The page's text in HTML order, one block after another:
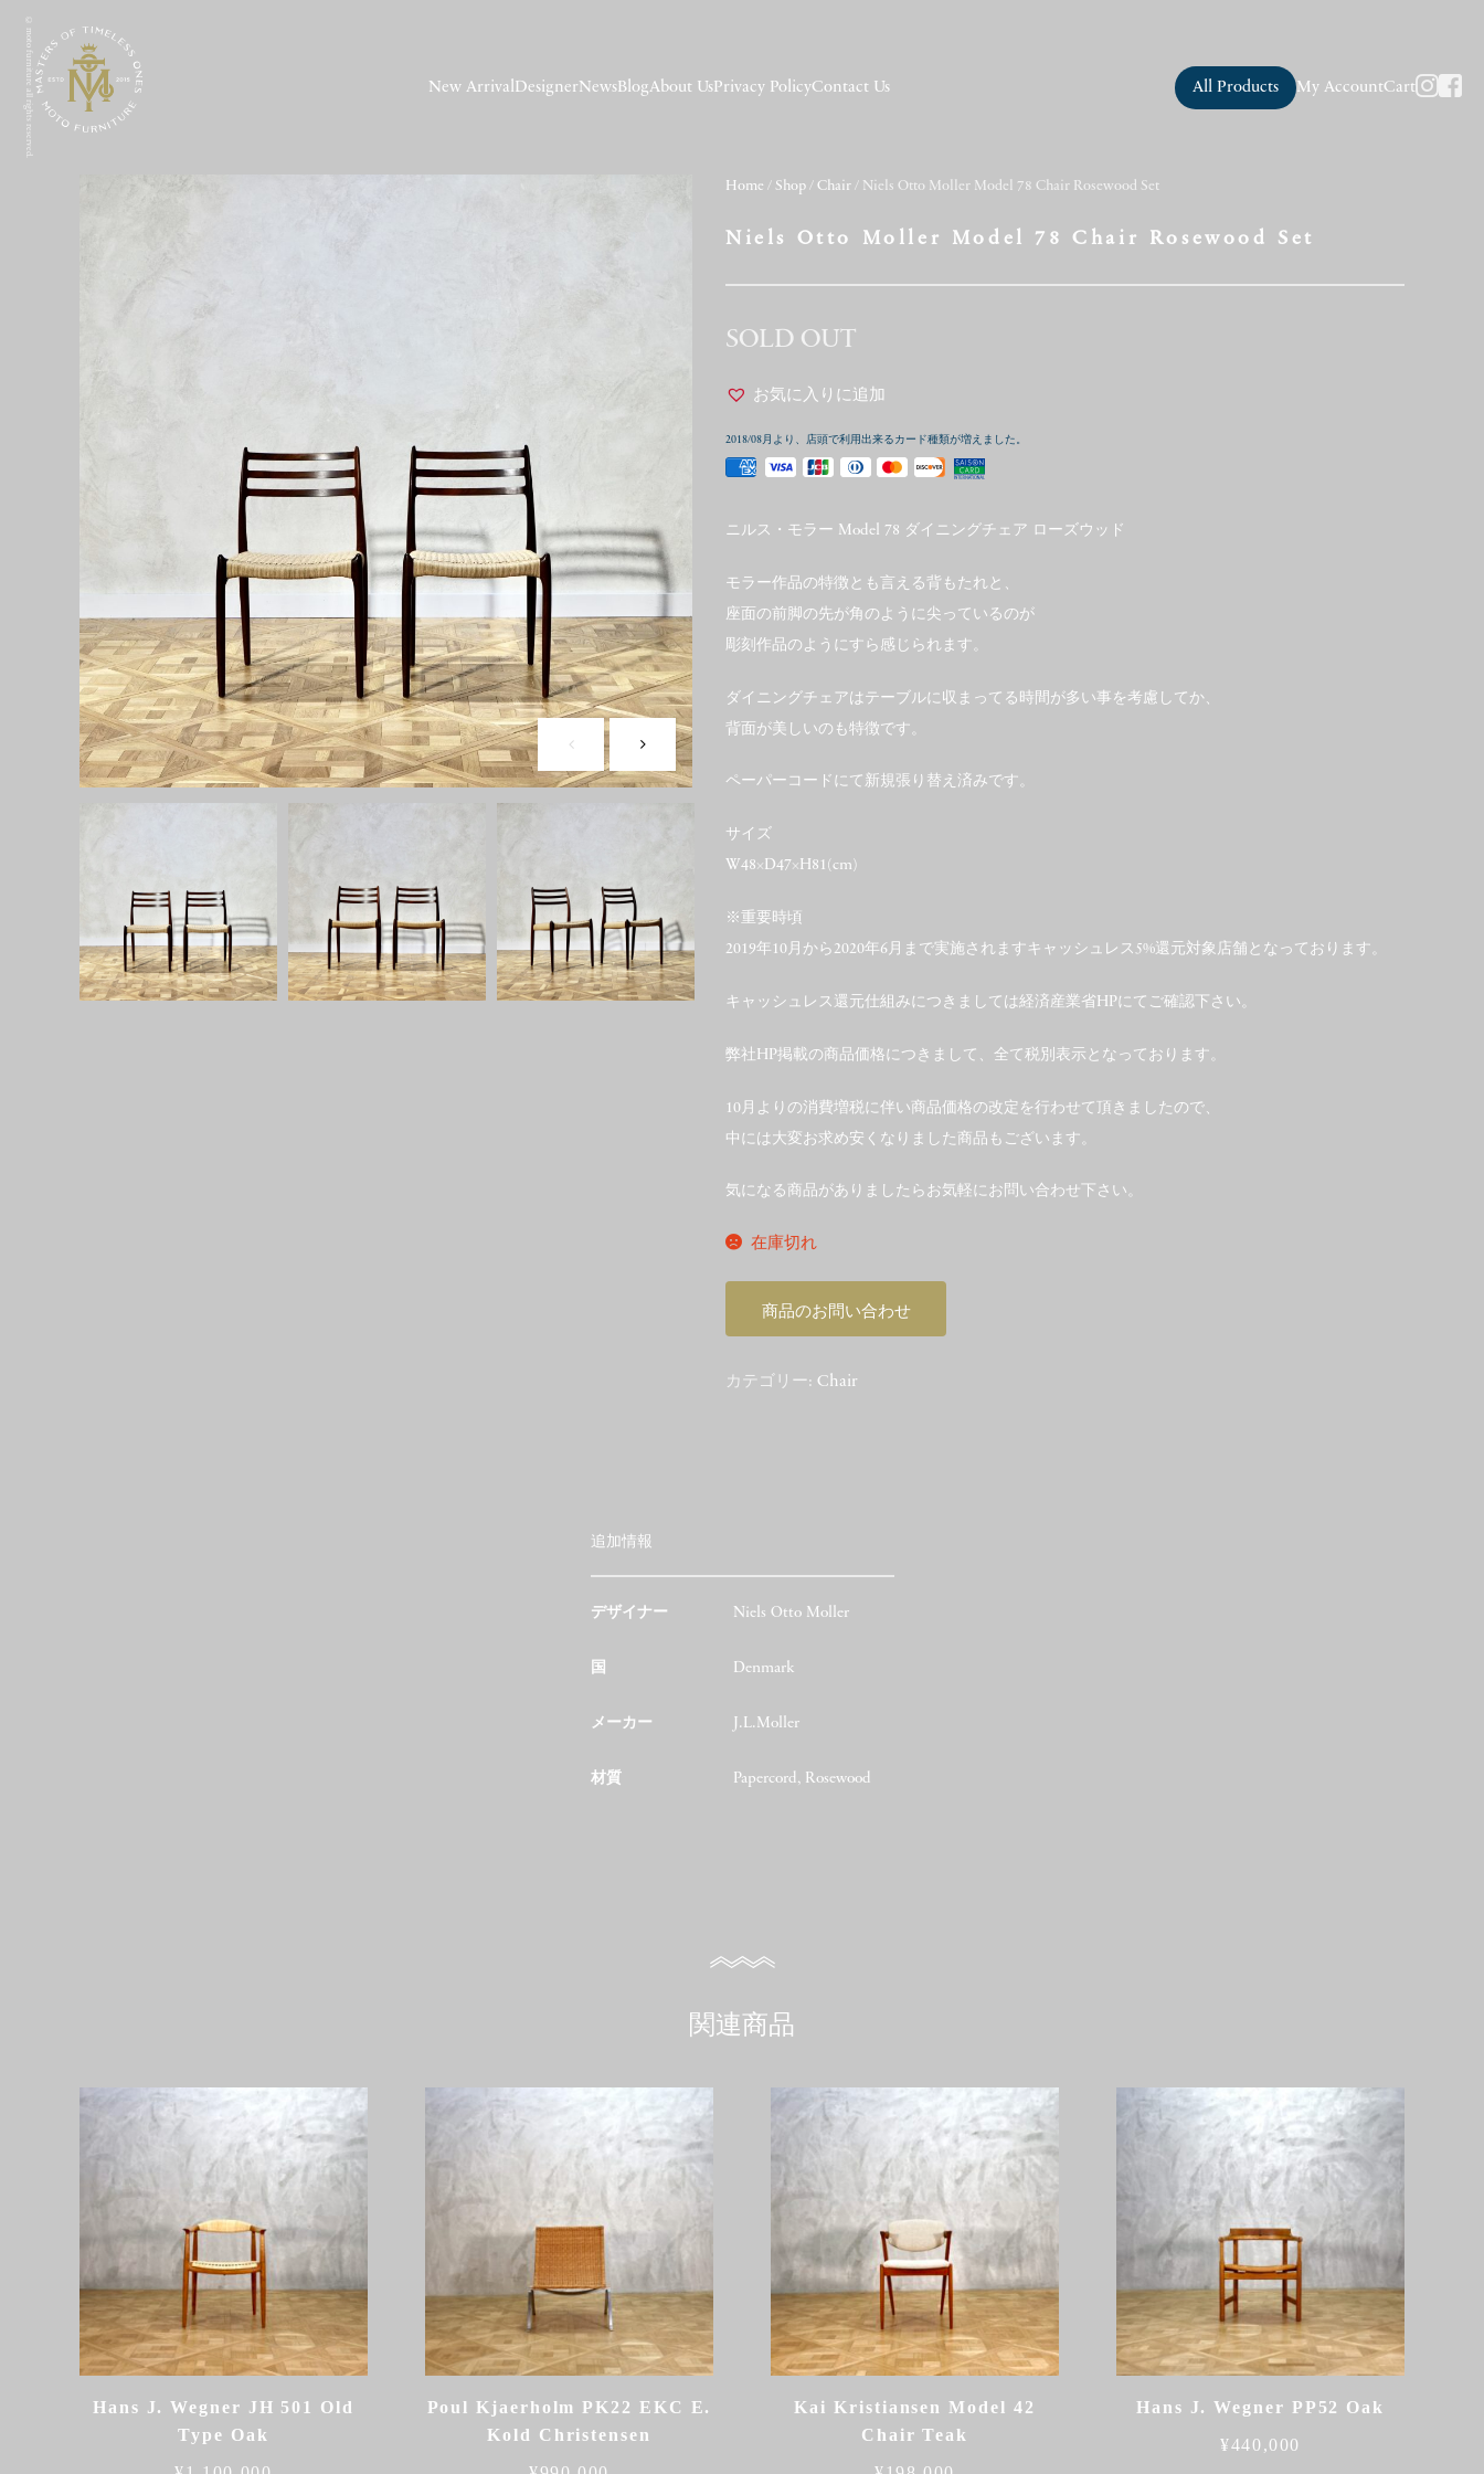
© moto furniture all rights reserved. New Arrival DesignerNewsBlogAbout UsPrivacy PolicyContact Us All Products My AccountCart
Home / Shop / Chair / Niels Otto Moller Model 78 Chair Rosewood Set
Niels Otto Moller Model 78 Chair Rosewood Set
SOLD OUT
お気に入りに追加
2018/08月より、店頭で利用出来るカード種類が増えました。
ニルス・モラー Model 78 ダイニングチェア ローズウッド
モラー作品の特徴とも言える背もたれと、
座面の前脚の先が角のように尖っているのが
彫刻作品のようにすら感じられます。
ダイニングチェアはテーブルに収まってる時間が多い事を考慮してか、
背面が美しいのも特徴です。
ペーパーコードにて新規張り替え済みです。
サイズ
W48×D47×H81(cm)
※重要時頃
2019年10月から2020年6月まで実施されますキャッシュレス5%還元対象店舗となっております。
キャッシュレス還元仕組みにつきましては経済産業省HPにてご確認下さい。
弊社HP掲載の商品価格につきまして、全て税別表示となっております。
10月よりの消費増税に伴い商品価格の改定を行わせて頂きましたので、
中には大変お求め安くなりました商品もございます。
気になる商品がありましたらお気軽にお問い合わせ下さい。
在庫切れ
商品のお問い合わせ
カテゴリー: Chair
追加情報
デザイナー Niels Otto Moller
国 Denmark
メーカー J.L.Moller
材質 Papercord, Rosewood
関連商品
Hans J. Wegner JH 501 Old
Type Oak
Poul Kjaerholm PK22 EKC E.
Kold Christensen
Kai Kristiansen Model 42
Chair Teak
Hans J. Wegner PP52 Oak
¥440,000